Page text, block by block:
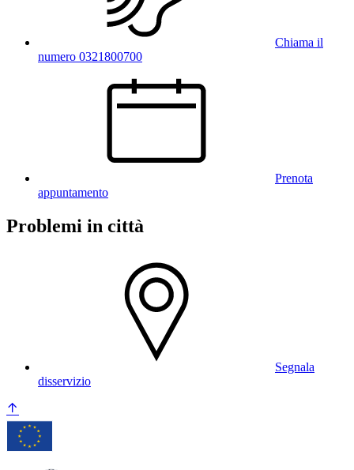
Chiama il
numero 0321800700
Prenota
appuntamento
Problemi in città
Segnala
disservizio